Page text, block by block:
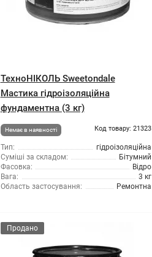
ТехноНІКОЛЬ Sweetondale
Мастика гідроізоляційна
фундаментна (3 кг)
Немає в наявності Код товару: 21323
Тип:
гідроізоляційна
Суміші за складом:
Бітумний
Фасовка:
Відро
Вага:
3 кг
Область застосування:
Ремонтна
Продано